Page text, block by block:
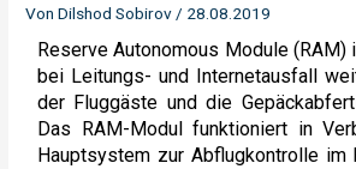
VonDilshod Sobirov/ 28.08.2019
Reserve Autonomous Module (RAM)
bei Leitungs- und Internetausfall
der Fluggäste und die
Das RAM-Modul funktioniert in
Hauptsystem zur Abflugkontrolle im